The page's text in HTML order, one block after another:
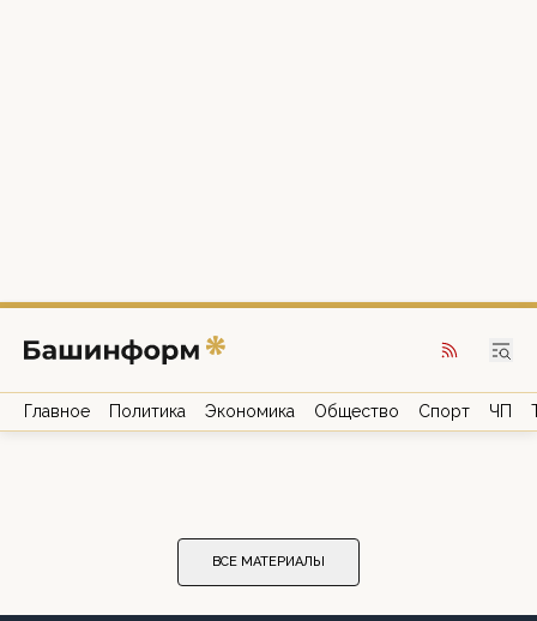
Главное Политика Экономика Общество Спорт ЧП
ВСЕ МАТЕРИАЛЫ